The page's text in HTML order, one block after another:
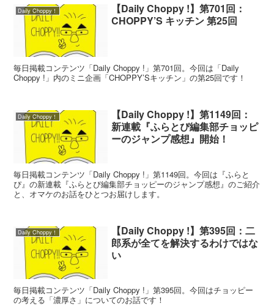
Daily Choppy！
【Daily Choppy !】第701回：
CHOPPY’S キッチン 第25回
毎日掲載コンテンツ「Daily Choppy !」第701回。今回は「Daily
Choppy !」内のミニ企画「CHOPPY’Sキッチン」の第25回です！
Daily Choppy！
【Daily Choppy !】第1149回：
新連載『ふらとぴ編集部チョッピ
ーのジャンプ感想』開始！
毎日掲載コンテンツ「Daily Choppy !」第1149回。今回は『ふらと
ぴ』の新連載『ふらとぴ編集部チョッピーのジャンプ感想』のご紹介
と、オマケのお話をひとつお届けします。
Daily Choppy！
【Daily Choppy !】第395回：二
郎系が全てを解決するわけではな
い
毎日掲載コンテンツ「Daily Choppy !」第395回。今回はチョッピー
の考える「濃厚さ」についてのお話です！